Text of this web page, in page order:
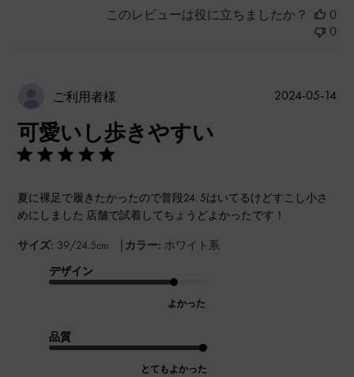
このレビューは役に立ちましたか？
0
0
ご利用者様
可愛いし歩きやすい
夏に裸足で履きたかったので普段24. 5はいてるけどすこし小さ
めにしました 店舗で試着してちょうどよかったです！
サイズ: 39/24.5cm | カラー: ホワイト系
デザイン
よかった
品質
とてもよかった
公
2024-05-14